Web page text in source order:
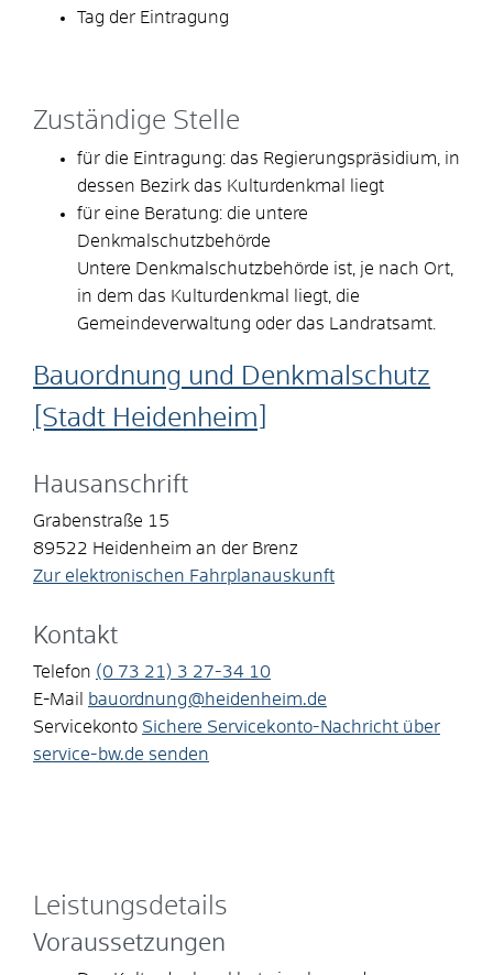
Tag der Eintragung
Zuständige Stelle
für die Eintragung: das Regierungspräsidium, in
dessen Bezirk das Kulturdenkmal liegt
für eine Beratung: die untere
Denkmalschutzbehörde
Untere Denkmalschutzbehörde ist, je nach Ort,
in dem das Kulturdenkmal liegt, die
Gemeindeverwaltung oder das Landratsamt.
Bauordnung und Denkmalschutz
[Stadt Heidenheim]
Hausanschrift
Grabenstraße 15
89522 Heidenheim an der Brenz
Zur elektronischen Fahrplanauskunft
Kontakt
Telefon (0 73 21) 3 27-34 10
E-Mail
bauordnung@heidenheim.de
Servicekonto Sichere Servicekonto-Nachricht über
service-bw.de senden
Leistungsdetails
Voraussetzungen